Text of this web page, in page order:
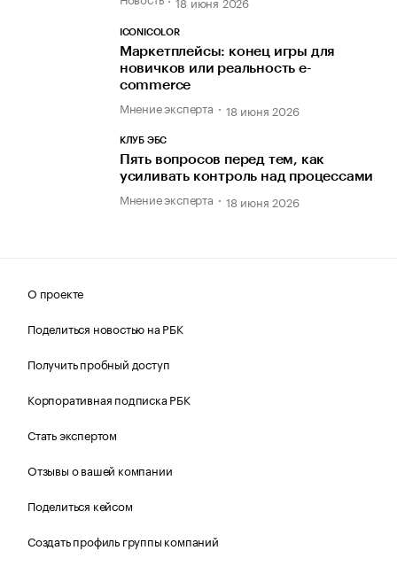
ICONICOLOR
Маркетплейсы: конец игры для
новичков или реальность e-
commerce
Мнение эксперта 18 июня 2026
КЛУБ ЭБС
Пять вопросов перед тем, как
усиливать контроль над процессами
Мнение эксперта 18 июня 2026
О проекте
Поделиться новостью на РБК
Получить пробный доступ
Корпоративная подписка РБК
Стать экспертом
Отзывы о вашей компании
Поделиться кейсом
Создать профиль группы компаний